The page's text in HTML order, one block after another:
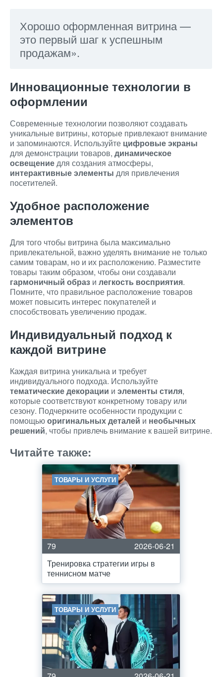
Хорошо оформленная витрина —
это первый шаг к успешным
продажам».
Инновационные технологии в
оформлении
Современные технологии позволяют создавать
уникальные витрины, которые привлекают внимание
и запоминаются. Используйте цифровые экраны
для демонстрации товаров, динамическое
освещениедля создания атмосферы,
интерактивные элементы для привлечения
посетителей.
Удобное расположение
элементов
Для того чтобы витрина была максимально
привлекательной, важно уделять внимание не только
самим товарам, но и их расположению. Разместите
товары таким образом, чтобы они создавали
гармоничный образ и легкость восприятия.
Помните, что правильное расположение товаров
может повысить интерес покупателей и
способствовать увеличению продаж.
Индивидуальный подход к
каждой витрине
Каждая витрина уникальна и требует
индивидуального подхода. Используйте
тематические декорации и элементы стиля,
которые соответствуют конкретному товару или
сезону. Подчеркните особенности продукции с
помощьюоригинальных деталей и необычных
решений, чтобы привлечь внимание к вашей витрине.
Читайте также:
ТОВАРЫ И УСЛУГИ
79
2026-06-21
Тренировка стратегии игры в
теннисном матче
ТОВАРЫ И УСЛУГИ